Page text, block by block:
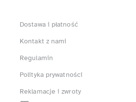
Dostawa i płatność
Kontakt z nami
Regulamin
Polityka prywatności
Reklamacje i zwroty